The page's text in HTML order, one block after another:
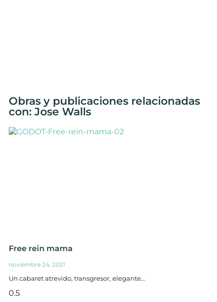
Obras y publicaciones relacionadas
con: Jose Walls
Free rein mama
noviembre 24, 2021
Un cabaret atrevido, transgresor, elegante…